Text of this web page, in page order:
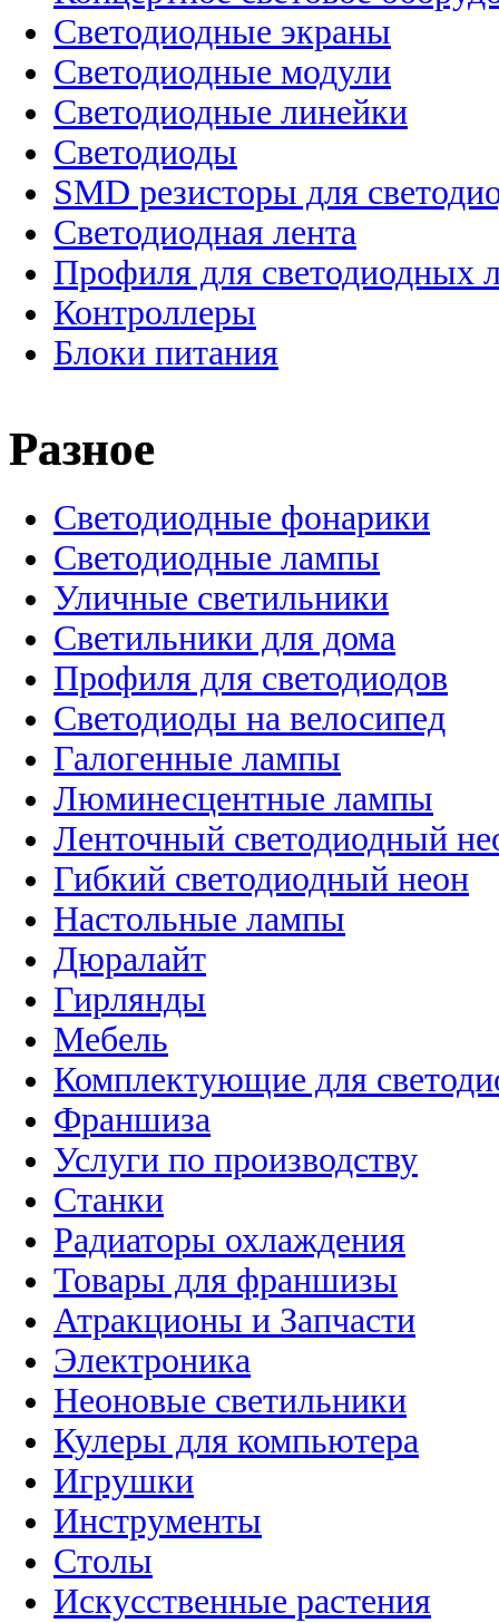
Cветодиодные экраны
Светодиодные модули
Светодиодные линейки
Светодиоды
SMD резисторы для
Светодиодная лента
Профиля для светодиодных
Контроллеры
Блоки питания
Разное
Светодиодные фонарики
Светодиодные лампы
Уличные светильники
Светильники для дома
Профиля для светодиодов
Светодиоды на велосипед
Галогенные лампы
Люминесцентные лампы
Ленточный светодиодный
Гибкий светодиодный неон
Настольные лампы
Дюралайт
Гирлянды
Мебель
Комплектующие для
Франшиза
Услуги по производству
Станки
Радиаторы охлаждения
Товары для франшизы
Атракционы и Запчасти
Электроника
Неоновые светильники
Кулеры для компьютера
Игрушки
Инструменты
Столы
Искусственные растения